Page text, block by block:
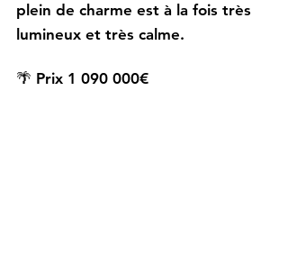
plein de charme est à la fois très
lumineux et très calme.
🌴 Prix 1 090 000€